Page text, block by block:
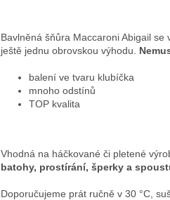
Bavlněná šňůra Maccaroni Abigail se
ještě jednu obrovskou výhodu.
balení ve tvaru klubíčka
mnoho odstínů
TOP kvalita
Vhodná na háčkované či pletené
batohy, prostírání, šperky a
Doporučujeme prát ručně v 30 °C,